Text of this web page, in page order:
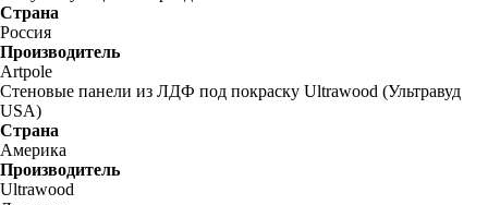
Страна
Россия
Производитель
Artpole
Стеновые панели из ЛДФ под покраску Ultrawood (Ультравуд
USA)
Страна
Америка
Производитель
Ultrawood